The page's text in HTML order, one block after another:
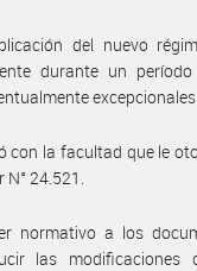
del nuevo
durante un
excepcionales.
con la facultad que le
N° 24.521.
normativo a los
las modificaciones